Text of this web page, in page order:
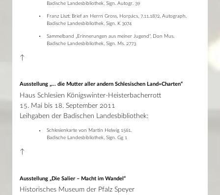
Badische Landesbibliothek, Sign. Autogr. 39
Franz Liszt: Brief an Herrn Gross, Horpács, 7.11.1872, Autograph,
Badische Landesbibliothek, Sign. K 3074
Sammelband „Erinnerungen aus meiner Jugend“, Don Mus.
Badische Landesbibliothek, Sign. Ms. 2773
↑
Ausstellung „... die Mutter aller andern Schlesischen Land=Charten“
Haus Schlesien Königswinter-Heisterbacherrott
15. Mai bis 18. September 2011
Leihgaben der Badischen Landesbibliothek:
Schlesienkarte von Martin Helwig 1561.
Badische Landesbibliothek, Sign. Gg 1
↑
Ausstellung „Die Salier – Macht im Wandel“
Historisches Museum der Pfalz Speyer